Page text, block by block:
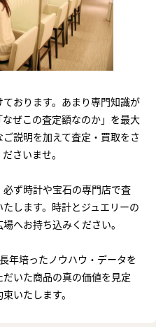
おります。あまり専門知識が
ぜこの査定額なのか」を最大
説明を加えて査定・買取をさ
さいませ。
ず時計や宝石の専門店で査
します。時計とジュエリーの
へお持ち込みください。
年培ったノウハウ・データを
いた商品の真の価値を見定
いたします。